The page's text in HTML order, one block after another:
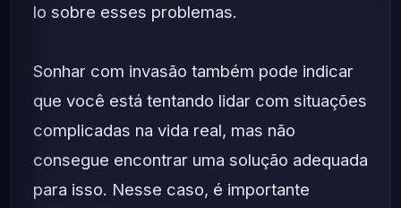
lo sobre esses problemas.
Sonhar com invasão também pode indicar
que você está tentando lidar com situações
complicadas na vida real, mas não
consegue encontrar uma solução adequada
para isso. Nesse caso, é importante